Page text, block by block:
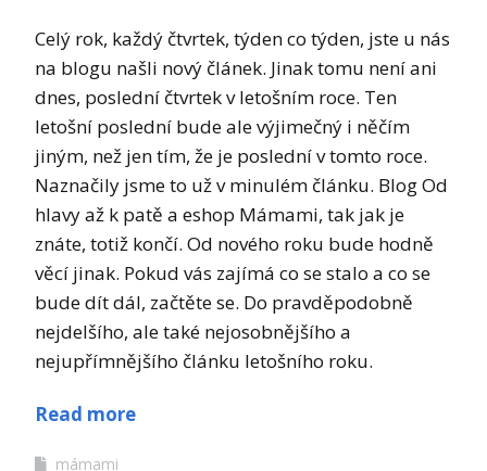
Celý rok, každý čtvrtek, týden co týden, jste u nás
na blogu našli nový článek. Jinak tomu není ani
dnes, poslední čtvrtek v letošním roce. Ten
letošní poslední bude ale výjimečný i něčím
jiným, než jen tím, že je poslední v tomto roce.
Naznačily jsme to už v minulém článku. Blog Od
hlavy až k patě a eshop Mámami, tak jak je
znáte, totiž končí. Od nového roku bude hodně
věcí jinak. Pokud vás zajímá co se stalo a co se
bude dít dál, začtěte se. Do pravděpodobně
nejdelšího, ale také nejosobnějšího a
nejupřímnějšího článku letošního roku.
Read more
mámami